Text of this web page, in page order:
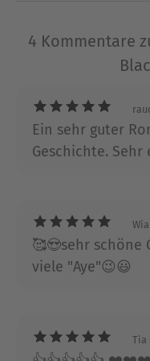
Dutzend
Romanzen auf die
Austin, Texas.
4 Kommentare
Ein sehr guter
Geschichte.
🥰😍sehr schöne
viele "Aye"😉😃
Tia